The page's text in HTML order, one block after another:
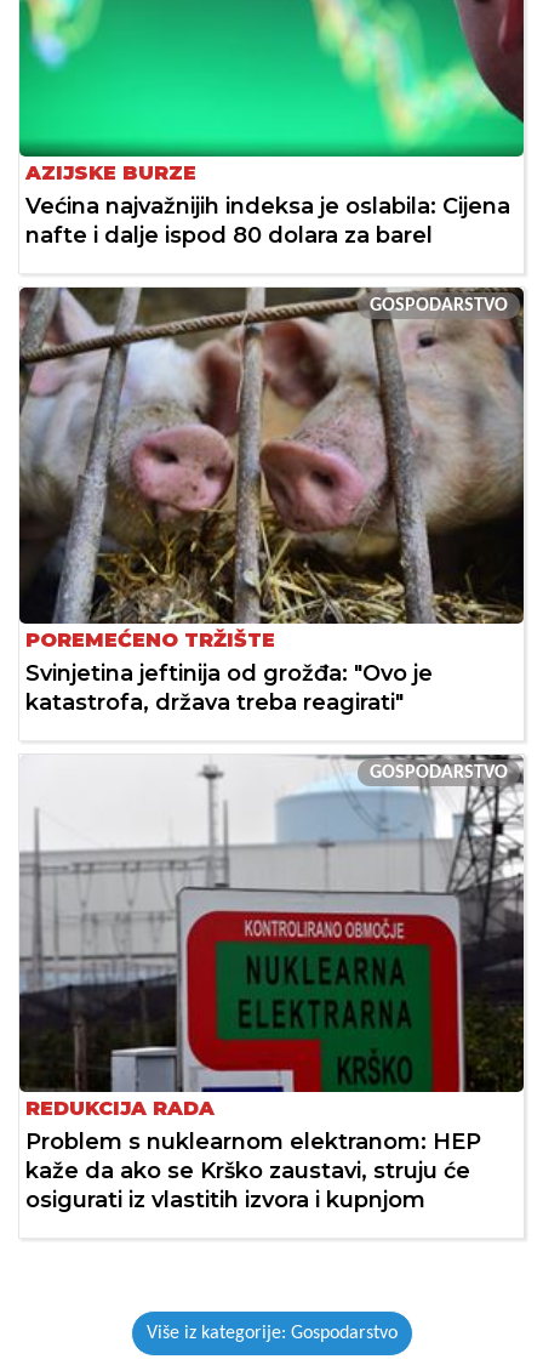
AZIJSKE BURZE
Većina najvažnijih indeksa je oslabila: Cijena
nafte i dalje ispod 80 dolara za barel
GOSPODARSTVO
POREMEĆENO TRŽIŠTE
Svinjetina jeftinija od grožđa: "Ovo je
katastrofa, država treba reagirati"
GOSPODARSTVO
REDUKCIJA RADA
Problem s nuklearnom elektranom: HEP
kaže da ako se Krško zaustavi, struju će
osigurati iz vlastitih izvora i kupnjom
Više iz kategorije: Gospodarstvo